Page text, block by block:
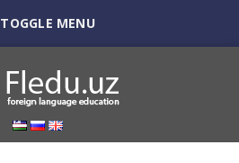
TOGGLE MENU